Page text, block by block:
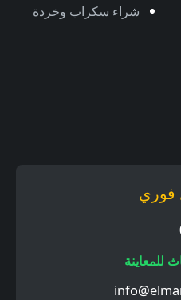
شراء سكراب وخردة
فوري
للمعاينة